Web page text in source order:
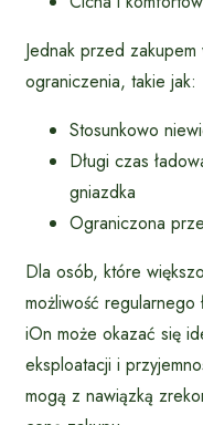
Jednak przed
ograniczenia, takie jak:
Stosunkowo
Długi czas
gniazdka
Ograniczona
Dla osób, które
możliwość
iOn może okazać się
eksploatacji i
mogą z nawiązką